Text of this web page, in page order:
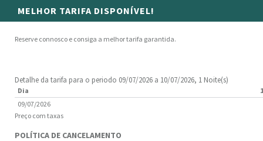
MELHOR TARIFA DISPONÍVEL!
Reserve connosco e consiga a melhor tarifa garantida.
Detalhe da tarifa para o periodo 09/07/2026 a 10/07/2026, 1 Noite(s)
Dia
09/07/2026
Preço com taxas
POLÍTICA DE CANCELAMENTO